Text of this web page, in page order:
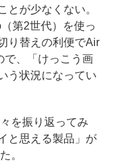
とが少なくない。
第2世代）を使っ
り替えの利便でAir
で、「けっこう画
う状況になってい
を振り返ってみ
と思える製品」が
。